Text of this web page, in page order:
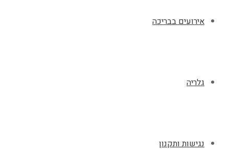
אירועים בבריכה
גלריה
נגישות ותקנון